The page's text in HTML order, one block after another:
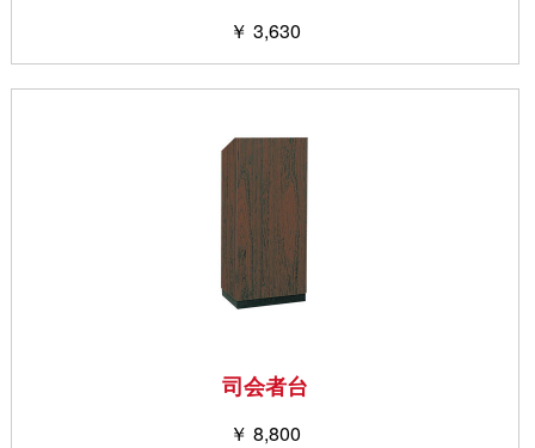
￥ 3,630
司会者台
￥ 8,800